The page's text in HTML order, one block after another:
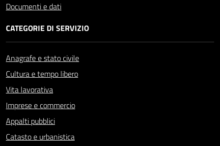
Documenti e dati
CATEGORIE DI SERVIZIO
Anagrafe e stato civile
Cultura e tempo libero
Vita lavorativa
Imprese e commercio
Appalti pubblici
Catasto e urbanistica